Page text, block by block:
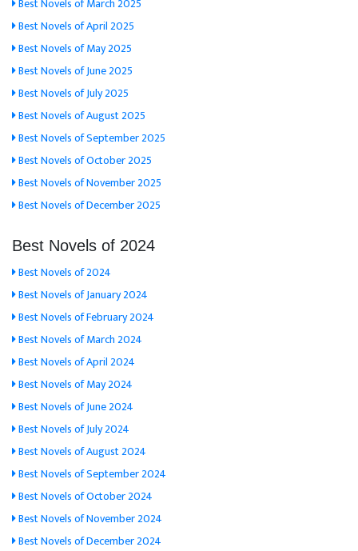
Best Novels of April 2025
Best Novels of May 2025
Best Novels of June 2025
Best Novels of July 2025
Best Novels of August 2025
Best Novels of September 2025
Best Novels of October 2025
Best Novels of November 2025
Best Novels of December 2025
Best Novels of 2024
Best Novels of 2024
Best Novels of January 2024
Best Novels of February 2024
Best Novels of March 2024
Best Novels of April 2024
Best Novels of May 2024
Best Novels of June 2024
Best Novels of July 2024
Best Novels of August 2024
Best Novels of September 2024
Best Novels of October 2024
Best Novels of November 2024
Best Novels of December 2024